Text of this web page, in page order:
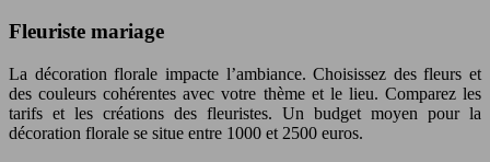
Fleuriste mariage
La décoration florale impacte l’ambiance. Choisissez des fleurs et
des couleurs cohérentes avec votre thème et le lieu. Comparez les
tarifs et les créations des fleuristes. Un budget moyen pour la
décoration florale se situe entre 1000 et 2500 euros.